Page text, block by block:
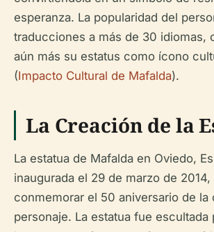
esperanza. La popularidad del
traducciones a más de 30 idiomas,
aún más su estatus como ícono
(Impacto Cultural de Mafalda).
La Creación de la
La estatua de Mafalda en Oviedo,
inaugurada el 29 de marzo de 2014,
conmemorar el 50 aniversario de la
personaje. La estatua fue escultada